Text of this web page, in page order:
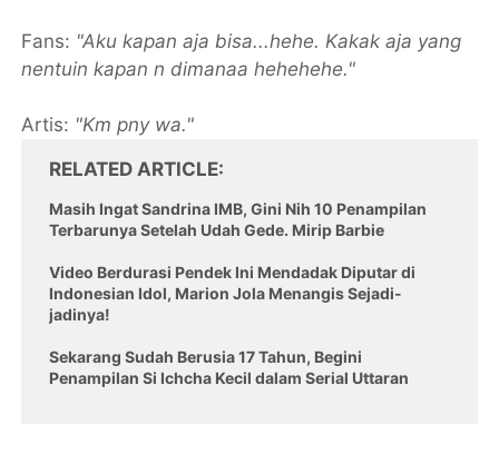
Fans: "Aku kapan aja bisa...hehe. Kakak aja yang
nentuin kapan n dimanaa hehehehe."
Artis: "Km pny wa."
RELATED ARTICLE
Masih Ingat Sandrina IMB, Gini Nih 10 Penampilan
Terbarunya Setelah Udah Gede. Mirip Barbie
Video Berdurasi Pendek Ini Mendadak Diputar di
Indonesian Idol, Marion Jola Menangis Sejadi-
jadinya!
Sekarang Sudah Berusia 17 Tahun, Begini
Penampilan Si Ichcha Kecil dalam Serial Uttaran